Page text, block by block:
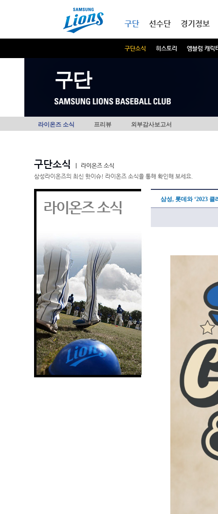
구단
구단소식 히스토리 엠블럼 캐릭
선수단 경기정보
구단
라이온즈 소식 프리뷰 외부감사보고서
구단소식
라이온즈 소식
삼성라이온즈의 최신 핫이슈! 라이온즈 소식을 통해 확인해 보세요.
라이온즈 소식 삼성, 롯데와 ‘2023 클